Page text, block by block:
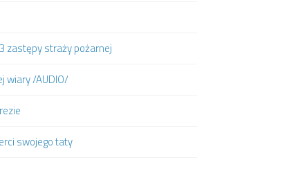
zastępy straży pożarnej
wiary /AUDIO/
swojego taty